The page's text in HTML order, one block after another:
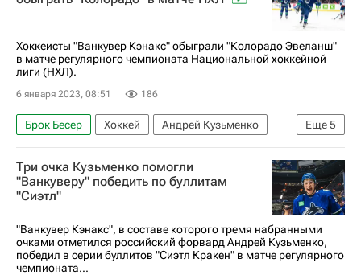
Хоккеисты "Ванкувер Кэнакс" обыграли "Колорадо Эвеланш"
в матче регулярного чемпионата Национальной хоккейной
лиги (НХЛ).
6 января 2023, 08:51 186
Еще5
Брок Бесер Хоккей
Андрей Кузьменко
Джей Ти Миллер
Ванкувер Кэнакс
Колорадо Эвеланш
Вегас Голден Найтс
Национальная хоккейная лига (НХЛ)
Три очка Кузьменко помогли
"Ванкуверу" победить по буллитам
"Сиэтл"
"Ванкувер Кэнакс", в составе которого тремя набранными
очками отметился российский форвард Андрей Кузьменко,
победил в серии буллитов "Сиэтл Кракен" в матче регулярного
чемпионата...